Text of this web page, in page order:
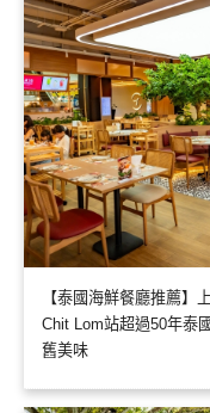
【泰國海鮮餐廳推薦】
Chit Lom站超過50年泰
舊美味